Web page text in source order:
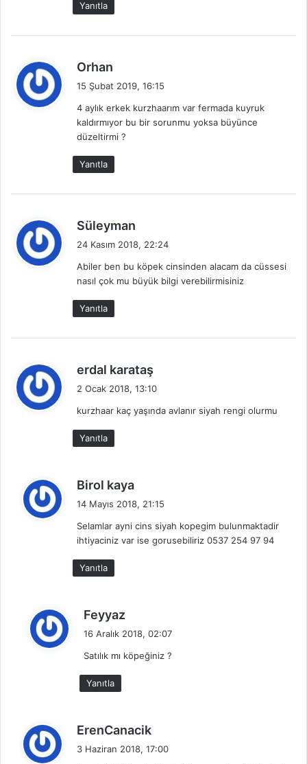
Yanıtla
Orhan
i
k
i
:
15 Şubat 2019, 16:15
4 aylık erkek kurzhaarım var fermada kuyruk
kaldırmıyor bu bir sorunmu yoksa büyünce
düzeltirmi ?
Yanıtla
Süleyman
d
k
24 Kasım 2018, 22:24
Abiler ben bu köpek cinsinden alacam da cüssesi
nasıl çok mu büyük bilgi verebilirmisiniz
Yanıtla
erdal karataş
i
2 Ocak 2018, 13:10
kurzhaar kaç yaşında avlanır siyah rengi olurmu
Yanıtla
Birol kaya
d
i
k
14 Mayıs 2018, 21:15
Selamlar ayni cins siyah kopegim bulunmaktadir
ihtiyaciniz var ise gorusebiliriz 0537 254 97 94
Yanıtla
Feyyaz
i
16 Aralık 2018, 02:07
Satılık mı köpeğiniz ?
Yanıtla
ErenCanacik
3 Haziran 2018, 17:00